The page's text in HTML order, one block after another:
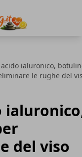
acido ialuronico,
le rughe del
del viso